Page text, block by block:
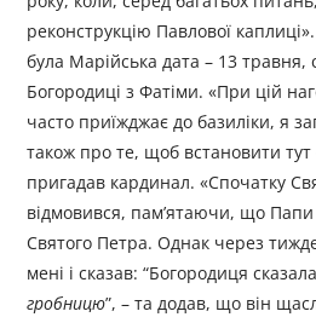
реконструкцію Павлової каплиці».
була Марійська дата – 13 травня,
Богородиці з Фатіми. «При цій
часто приїжджає до базиліки, я
також про те, щоб встановити
пригадав кардинал. «Спочатку
відмовився, пам’ятаючи, що Папи
Святого Петра. Однак через
мені і сказав: “Богородиця
гробницю”, – та додав, що він